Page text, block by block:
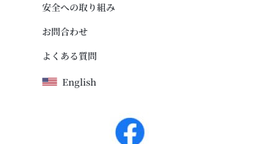
安全への取り組み
お問合わせ
よくある質問
English